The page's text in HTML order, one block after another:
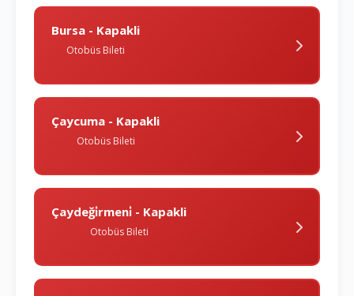
Bursa - Kapakli
Otobüs Bileti
Çaycuma - Kapakli
Otobüs Bileti
Çaydeği̇rmeni̇ - Kapakli
Otobüs Bileti